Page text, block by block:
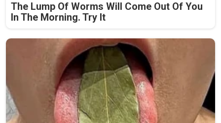
The Lump Of Worms Will Come Out Of You
In The Morning. Try It